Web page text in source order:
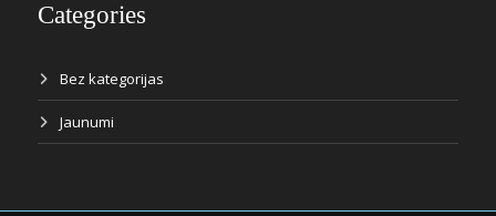
Categories
Bez kategorijas
Jaunumi